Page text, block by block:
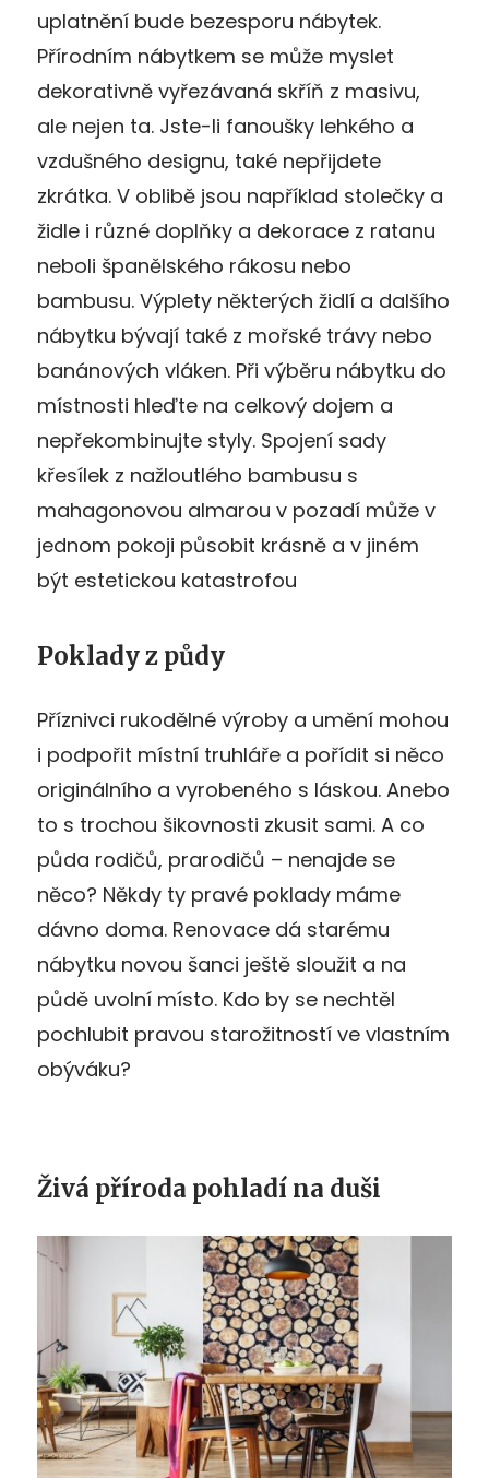
uplatnění bude bezesporu nábytek.
Přírodním nábytkem se může myslet
dekorativně vyřezávaná skříň z masivu,
ale nejen ta. Jste-li fanoušky lehkého a
vzdušného designu, také nepřijdete
zkrátka. V oblibě jsou například stolečky a
židle i různé doplňky a dekorace z ratanu
neboli španělského rákosu nebo
bambusu. Výplety některých židlí a dalšího
nábytku bývají také z mořské trávy nebo
banánových vláken. Při výběru nábytku do
místnosti hleďte na celkový dojem a
nepřekombinujte styly. Spojení sady
křesílek z nažloutlého bambusu s
mahagonovou almarou v pozadí může v
jednom pokoji působit krásně a v jiném
být estetickou katastrofou
Poklady z půdy
Příznivci rukodělné výroby a umění mohou
i podpořit místní truhláře a pořídit si něco
originálního a vyrobeného s láskou. Anebo
to s trochou šikovnosti zkusit sami. A co
půda rodičů, prarodičů – nenajde se
něco? Někdy ty pravé poklady máme
dávno doma. Renovace dá starému
nábytku novou šanci ještě sloužit a na
půdě uvolní místo. Kdo by se nechtěl
pochlubit pravou starožitností ve vlastním
obýváku?
Živá příroda pohladí na duši